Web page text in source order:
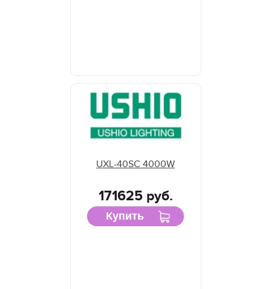
UXL-40SC 4000W
171625 руб.
Купить